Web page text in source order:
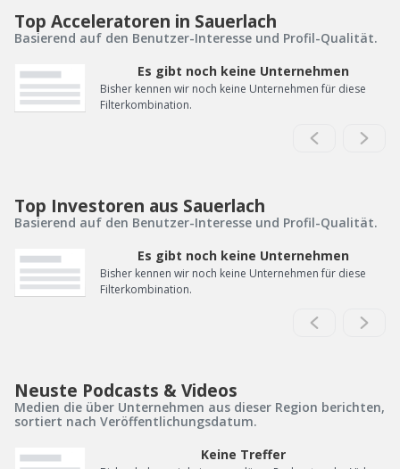
Top Acceleratoren in Sauerlach
Basierend auf den Benutzer-Interesse und Profil-Qualität.
Es gibt noch keine Unternehmen
Bisher kennen wir noch keine Unternehmen für diese
Filterkombination.
Top Investoren aus Sauerlach
Basierend auf den Benutzer-Interesse und Profil-Qualität.
Es gibt noch keine Unternehmen
Bisher kennen wir noch keine Unternehmen für diese
Filterkombination.
Neuste Podcasts & Videos
Medien die über Unternehmen aus dieser Region berichten,
sortiert nach Veröffentlichungsdatum.
Keine Treffer